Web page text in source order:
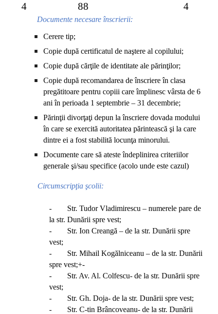
4 88 4
Documente necesare înscrierii:
Cerere tip;
Copie după certificatul de naştere al copilului;
Copie după cărţile de identitate ale părinţilor;
Copie după recomandarea de înscriere în clasa
pregătitoare pentru copiii care împlinesc vârsta de 6
ani în perioada 1 septembrie – 31 decembrie;
Părinţii divorţaţi depun la înscriere dovada modului
în care se exercită autoritatea părintească şi la care
dintre ei a fost stabilită locunţa minorului.
Documente care să ateste îndeplinirea criteriilor
generale şi/sau specifice (acolo unde este cazul)
Circumscripţia şcolii:
- Str. Tudor Vladimirescu – numerele pare de
la str. Dunării spre vest;
- Str. Ion Creangă – de la str. Dunării spre
vest;
- Str. Mihail Kogălniceanu – de la str. Dunării
spre vest;+-
- Str. Av. Al. Colfescu- de la str. Dunării spre
vest;
- Str. Gh. Doja- de la str. Dunării spre vest;
- Str. C-tin Brâncoveanu- de la str. Dunării